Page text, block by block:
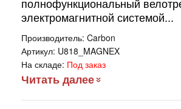
электромагнитной системой...
Производитель: Carbon
Артикул: U818_MAGNEX
На складе: Под заказ
Читать далее